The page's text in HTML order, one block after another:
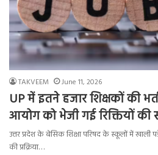
TAKVEEM June 11, 2026
UP में इतने हजार शिक्षकों की
आयोग को भेजी गई रिक्तियों की
उत्तर प्रदेश के बेसिक शिक्षा परिषद के स्कूलों में खाली
की प्रक्रिया…